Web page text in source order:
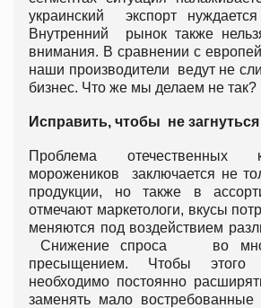
украинский экспорт
Внутренний рынок также
внимания. В сравнении с
наши производители ведут не
бизнес. Что же мы делаем не так?
Исправить, чтобы не загнуться
Проблема отечественных
морожеников заключается не
продукции, но также в
отмечают маркетологи, вкусы
меняются под воздействием
Снижение спроса во
пресыщением. Чтобы этого
необходимо постоянно
заменять мало востребованные